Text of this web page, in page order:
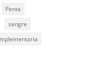
Penta
sangre